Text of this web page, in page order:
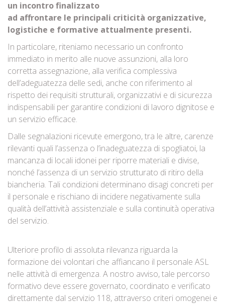
un incontro finalizzato
ad affrontare le principali criticità organizzative,
logistiche e formative attualmente presenti.
In particolare, riteniamo necessario un confronto
immediato in merito alle nuove assunzioni, alla loro
corretta assegnazione, alla verifica complessiva
dell’adeguatezza delle sedi, anche con riferimento al
rispetto dei requisiti strutturali, organizzativi e di sicurezza
indispensabili per garantire condizioni di lavoro dignitose e
un servizio efficace.
Dalle segnalazioni ricevute emergono, tra le altre, carenze
rilevanti quali l’assenza o l’inadeguatezza di spogliatoi, la
mancanza di locali idonei per riporre materiali e divise,
nonché l’assenza di un servizio strutturato di ritiro della
biancheria. Tali condizioni determinano disagi concreti per
il personale e rischiano di incidere negativamente sulla
qualità dell’attività assistenziale e sulla continuità operativa
del servizio.
Ulteriore profilo di assoluta rilevanza riguarda la
formazione dei volontari che affiancano il personale ASL
nelle attività di emergenza. A nostro avviso, tale percorso
formativo deve essere governato, coordinato e verificato
direttamente dal servizio 118, attraverso criteri omogenei e